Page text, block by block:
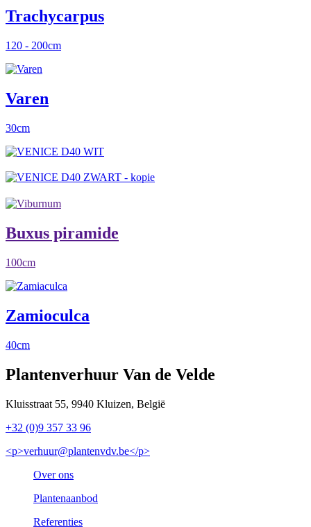
Trachycarpus
120 - 200cm
Varen
30cm
Buxus piramide
100cm
Zamioculca
40cm
Plantenverhuur Van de Velde
Kluisstraat 55, 9940 Kluizen, België
+32 (0)9 357 33 96
<p>verhuur@plantenvdv.be</p>
Over ons
Plantenaanbod
Referenties